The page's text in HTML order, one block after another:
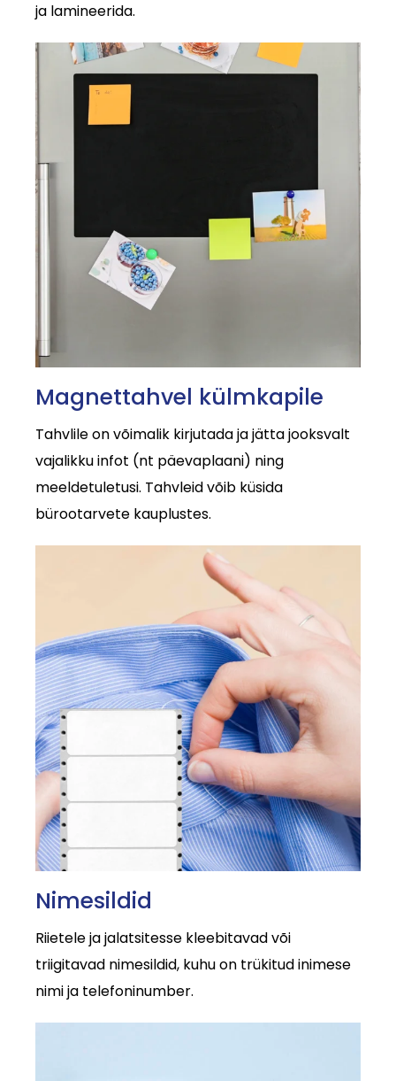
ja lamineerida.
Magnettahvel külmkapile
Tahvlile on võimalik kirjutada ja jätta jooksvalt
vajalikku infot (nt päevaplaani) ning
meeldetuletusi. Tahvleid võib küsida
bürootarvete kauplustes.
Nimesildid
Riietele ja jalatsitesse kleebitavad või
triigitavad nimesildid, kuhu on trükitud inimese
nimi ja telefoninumber.